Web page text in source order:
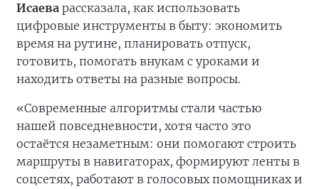
Исаева рассказала, как использовать
цифровые инструменты в быту: экономить
время на рутине, планировать отпуск,
готовить, помогать внукам с уроками и
находить ответы на разные вопросы.
«Современные алгоритмы стали частью
нашей повседневности, хотя часто это
остаётся незаметным: они помогают строить
маршруты в навигаторах, формируют ленты в
соцсетях, работают в голосовых помощниках и